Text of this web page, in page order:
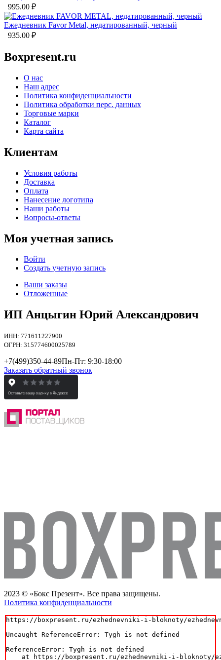
995.00 ₽
Ежедневник Favor Metal, недатированный, черный
935.00 ₽
Boxpresent.ru
О нас
Наш адрес
Политика конфиденциальности
Политика обработки перс. данных
Торговые марки
Каталог
Карта сайта
Клиентам
Условия работы
Доставка
Оплата
Нанесение логотипа
Наши работы
Вопросы-ответы
Моя учетная запись
Войти
Создать учетную запись
Ваши заказы
Отложенные
ИП Анцыгин Юрий Александрович
ИНН: 771611227900
ОГРН: 315774600025789
+7(499)350-44-89Пн-Пт: 9:30-18:00
Заказать обратный звонок
2023 © «Бокс Презент». Все права защищены.
Политика конфиденциальности
https://boxpresent.ru/ezhednevniki-i-bloknoty/
Uncaught ReferenceError: Tygh is not defined
ReferenceError: Tygh is not defined
at https://boxpresent.ru/ezhednevniki-i-